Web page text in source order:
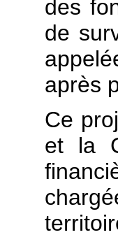
des
de
après
Ce
et la